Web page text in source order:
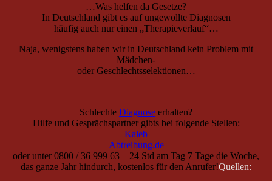
…Was helfen da Gesetze?
In Deutschland gibt es auf ungewollte Diagnosen
häufig auch nur einen „Therapieverlauf“…
Naja, wenigstens haben wir in Deutschland kein Problem mit
Mädchen-
oder Geschlechtsselektionen…
Schlechte Diagnose erhalten?
Hilfe und Gesprächspartner gibts bei folgende Stellen:
Kaleb
Abtreibung.de
oder unter0800 / 36 999 63 – 24 Std am Tag 7 Tage die Woche,
das ganze Jahr hindurch, kostenlos für den Anrufer!Quellen: